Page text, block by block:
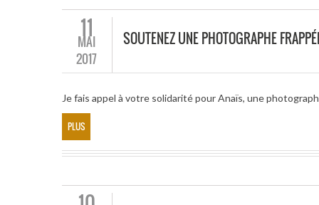
11
MAI
2017
SOUTENEZ UNE PHOTOGRAPHE
Je fais appel à votre solidarité pour Anaïs, une
PLUS